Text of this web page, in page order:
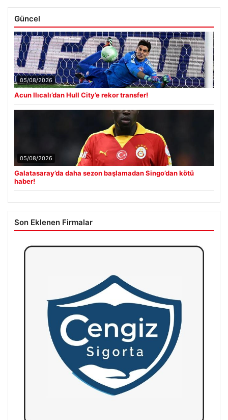
Güncel
05/08/2026
Acun Ilıcalı’dan Hull City’e rekor transfer!
05/08/2026
Galatasaray’da daha sezon başlamadan Singo’dan kötü
haber!
Son Eklenen Firmalar